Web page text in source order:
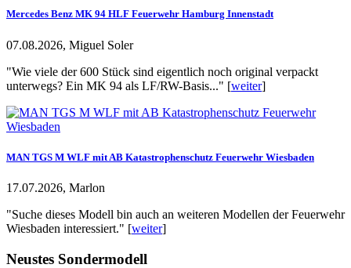
Mercedes Benz MK 94 HLF Feuerwehr Hamburg Innenstadt
07.08.2026, Miguel Soler
"Wie viele der 600 Stück sind eigentlich noch original verpackt
unterwegs? Ein MK 94 als LF/RW-Basis..." [weiter]
MAN TGS M WLF mit AB Katastrophenschutz Feuerwehr Wiesbaden
17.07.2026, Marlon
"Suche dieses Modell bin auch an weiteren Modellen der Feuerwehr
Wiesbaden interessiert." [weiter]
Neustes Sondermodell